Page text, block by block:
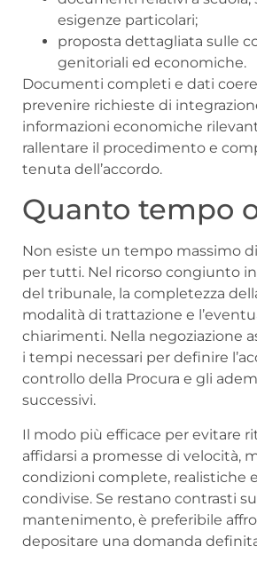
esigenze particolari;
proposta dettagliata sulle
genitoriali ed economiche.
Documenti completi e dati
prevenire richieste di
informazioni economiche
rallentare il procedimento e
tenuta dell’accordo.
Quanto tempo
Non esiste un tempo massimo
per tutti. Nel ricorso congiunto
del tribunale, la completezza
modalità di trattazione e
chiarimenti. Nella negoziazione
i tempi necessari per definire
controllo della Procura e gli
successivi.
Il modo più efficace per evitare
affidarsi a promesse di velocità,
condizioni complete, realistiche
condivise. Se restano contrasti
mantenimento, è preferibile
depositare una domanda